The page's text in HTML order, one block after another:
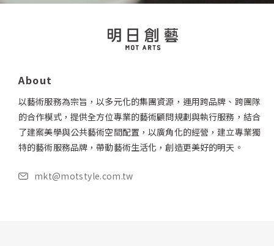
About
以藝術服務為宗旨，以多元化的集團資源，運用跨品牌、跨團隊
的合作模式，提供全方位專業的藝術顧問規劃與執行服務，結合
了建案美學與公共藝術空間配置，以廣角化的經營，建立專業獨
特的藝術服務品牌，帶動藝術生活化，創造更美好的明天。
mkt@motstyle.com.tw